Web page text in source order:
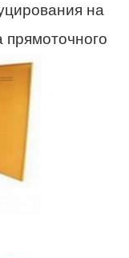
на
прямоточного